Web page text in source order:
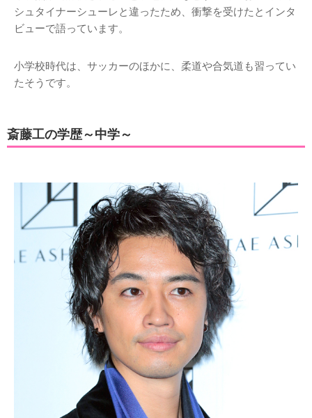
シュタイナーシューレと違ったため、衝撃を受けたとインタ
ビューで語っています。
小学校時代は、サッカーのほかに、柔道や合気道も習ってい
たそうです。
斎藤工の学歴～中学～